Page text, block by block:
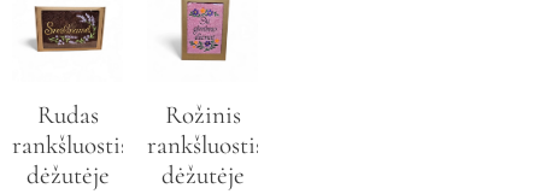
Rudas
rankšluostis
dėžutėje
Rožinis
rankšluostis
dėžutėje